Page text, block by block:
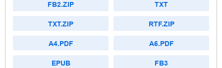
FB2.ZIP TXT
TXT.ZIP RTF.ZIP
A4.PDF A6.PDF
EPUB FB3